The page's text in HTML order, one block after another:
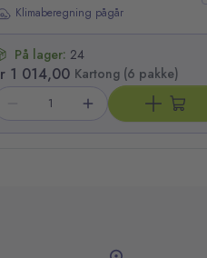
Klimaberegning pågår
På lager: 24
1 014,00 Kartong (6 pakke)